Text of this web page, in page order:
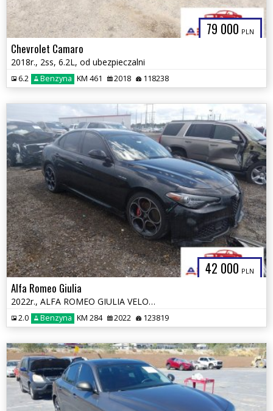
79 000 PLN
Chevrolet Camaro
2018r., 2ss, 6.2L, od ubezpieczalni
6.2 Benzyna KM 461 2018 118238
42 000 PLN
Alfa Romeo Giulia
2022r., ALFA ROMEO GIULIA VELOCE TI RWD, 2L, od ubezpieczalni
2.0 Benzyna KM 284 2022 123819